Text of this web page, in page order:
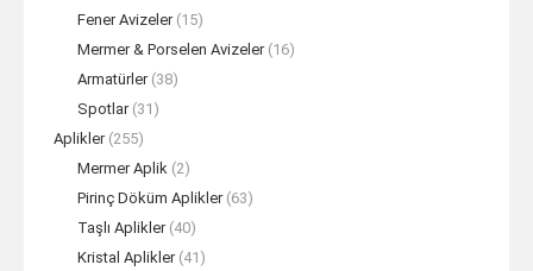
Fener Avizeler (15)
Mermer & Porselen Avizeler (16)
Armatürler (38)
Spotlar (31)
Aplikler (255)
Mermer Aplik (2)
Pirinç Döküm Aplikler (63)
Taşlı Aplikler (40)
Kristal Aplikler (41)